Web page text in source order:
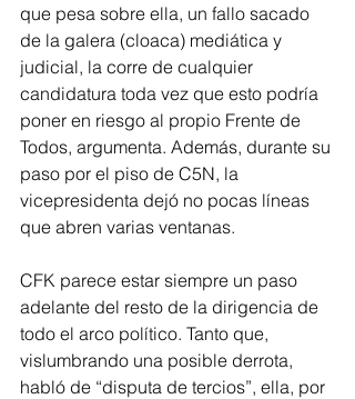
que pesa sobre ella, un fallo sacado
de la galera (cloaca) mediática y
judicial, la corre de cualquier
candidatura toda vez que esto podría
poner en riesgo al propio Frente de
Todos, argumenta. Además, durante su
paso por el piso de C5N, la
vicepresidenta dejó no pocas líneas
que abren varias ventanas.
CFK parece estar siempre un paso
adelante del resto de la dirigencia de
todo el arco político. Tanto que,
vislumbrando una posible derrota,
habló de “disputa de tercios”, ella, por